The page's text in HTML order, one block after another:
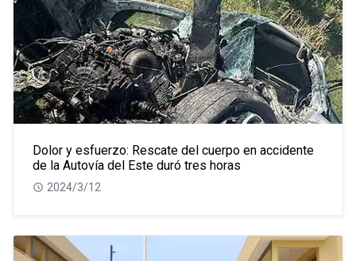
Dolor y esfuerzo: Rescate del cuerpo en accidente
de la Autovía del Este duró tres horas
2024/3/12